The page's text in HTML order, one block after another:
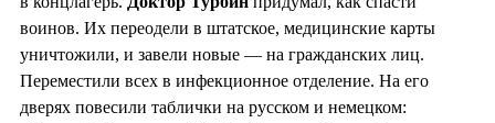
воинов. Их переодели в штатское, медицинские карты
уничтожили, и завели новые — на гражданских лиц.
Переместили всех в инфекционное отделение. На его
дверях повесили таблички на русском и немецком: